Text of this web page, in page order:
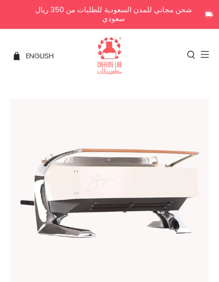
شحن مجاني للمدن السعودية للطلبات من 350 ريال
سعودي
ENGLISH